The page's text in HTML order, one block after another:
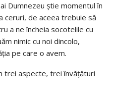
Dumnezeu ştie momentul în
ceruri, de aceea trebuie să
a ne încheia socotelile cu
nimic cu noi dincolo,
pe care o avem.
trei aspecte, trei învăţături